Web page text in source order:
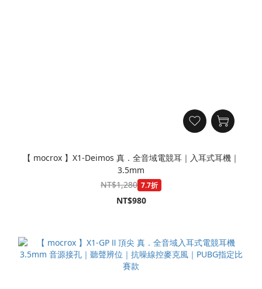
【 mocrox 】X1-Deimos 真．全音域電競耳｜入耳式耳機｜
3.5mm
NT$1,280 7.7折
NT$980